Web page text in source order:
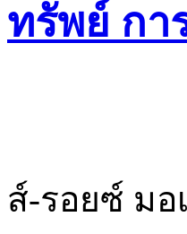
ส์-รอยซ์ มอ